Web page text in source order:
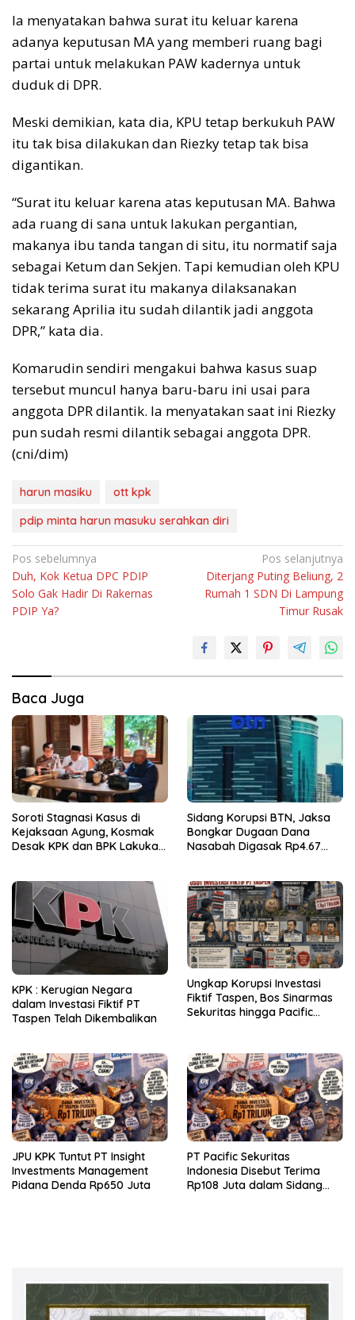
Ia menyatakan bahwa surat itu keluar karena
adanya keputusan MA yang memberi ruang bagi
partai untuk melakukan PAW kadernya untuk
duduk di DPR.
Meski demikian, kata dia, KPU tetap berkukuh PAW
itu tak bisa dilakukan dan Riezky tetap tak bisa
digantikan.
“Surat itu keluar karena atas keputusan MA. Bahwa
ada ruang di sana untuk lakukan pergantian,
makanya ibu tanda tangan di situ, itu normatif saja
sebagai Ketum dan Sekjen. Tapi kemudian oleh KPU
tidak terima surat itu makanya dilaksanakan
sekarang Aprilia itu sudah dilantik jadi anggota
DPR,” kata dia.
Komarudin sendiri mengakui bahwa kasus suap
tersebut muncul hanya baru-baru ini usai para
anggota DPR dilantik. Ia menyatakan saat ini Riezky
pun sudah resmi dilantik sebagai anggota DPR.
(cni/dim)
harun masiku
ott kpk
pdip minta harun masuku serahkan diri
Navigasi
pos
Pos sebelumnya
Duh, Kok Ketua DPC PDIP
Solo Gak Hadir Di Rakernas
PDIP Ya?
Pos selanjutnya
Diterjang Puting Beliung, 2
Rumah 1 SDN Di Lampung
Timur Rusak
Baca Juga
Soroti Stagnasi Kasus di
Kejaksaan Agung, Kosmak
Desak KPK dan BPK Lakukan
Sidang Korupsi BTN, Jaksa
Bongkar Dugaan Dana
Nasabah Digasak Rp4.67
KPK : Kerugian Negara
dalam Investasi Fiktif PT
Taspen Telah Dikembalikan
Ungkap Korupsi Investasi
Fiktif Taspen, Bos Sinarmas
Sekuritas hingga Pacific
JPU KPK Tuntut PT Insight
Investments Management
Pidana Denda Rp650 Juta
PT Pacific Sekuritas
Indonesia Disebut Terima
Rp108 Juta dalam Sidang